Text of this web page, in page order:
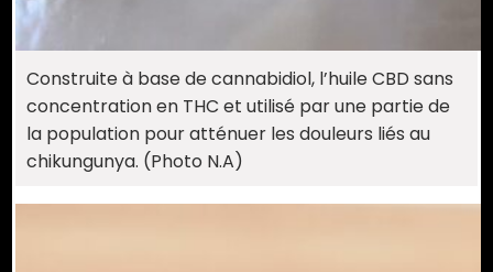
Construite à base de cannabidiol, l’huile CBD sans
concentration en THC et utilisé par une partie de
la population pour atténuer les douleurs liés au
chikungunya. (Photo N.A)